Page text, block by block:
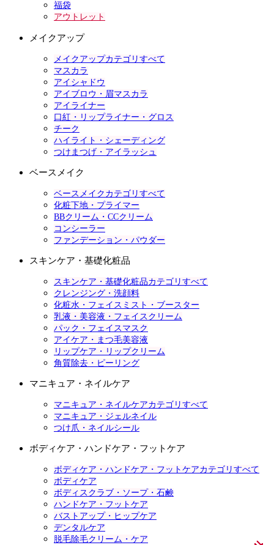
福袋
アウトレット
メイクアップ
メイクアップカテゴリすべて
マスカラ
アイシャドウ
アイブロウ・眉マスカラ
アイライナー
口紅・リップライナー・グロス
チーク
ハイライト・シェーディング
つけまつげ・アイラッシュ
ベースメイク
ベースメイクカテゴリすべて
化粧下地・プライマー
BBクリーム・CCクリーム
コンシーラー
ファンデーション・パウダー
スキンケア・基礎化粧品
スキンケア・基礎化粧品カテゴリすべて
クレンジング・洗顔料
化粧水・フェイスミスト・ブースター
乳液・美容液・フェイスクリーム
パック・フェイスマスク
アイケア・まつ毛美容液
リップケア・リップクリーム
角質除去・ピーリング
マニキュア・ネイルケア
マニキュア・ネイルケアカテゴリすべて
マニキュア・ジェルネイル
つけ爪・ネイルシール
ボディケア・ハンドケア・フットケア
ボディケア・ハンドケア・フットケアカテゴリすべて
ボディケア
ボディスクラブ・ソープ・石鹸
ハンドケア・フットケア
バストアップ・ヒップケア
デンタルケア
脱毛除毛クリーム・ケア